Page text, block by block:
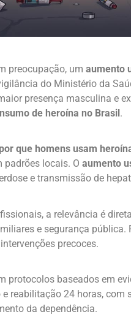
preocupação, um aumento
do Ministério da
presença masculina e
de heroína no Brasil.
por que homens usam
padrões locais. O aumento
e transmissão de
a relevância é
e segurança
precoces.
protocolos baseados em
e reabilitação 24 horas,
da dependência.